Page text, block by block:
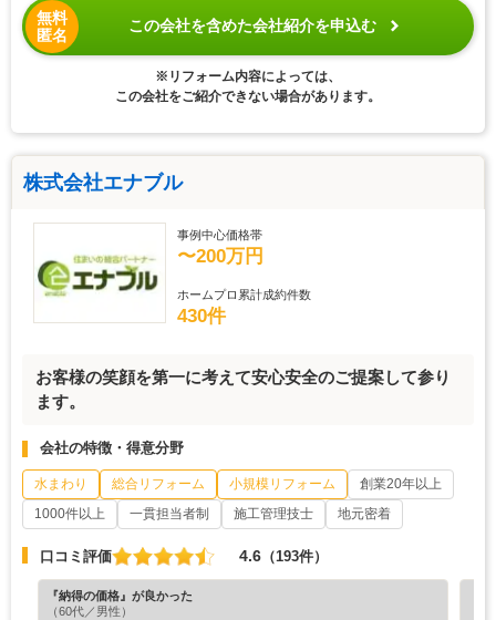
無料
匿名
この会社を含めた会社紹介を申込む
※リフォーム内容によっては、
この会社をご紹介できない場合があります。
株式会社エナブル
事例中心価格帯
〜200万円
ホームプロ累計成約件数
430件
お客様の笑顔を第一に考えて安心安全のご提案して参り
ます。
会社の特徴・得意分野
水まわり 総合リフォーム 小規模リフォーム
創業20年以上
1000件以上
一貫担当者制 施工管理技士 地元密着
口コミ評価 4.6 （193件）
『納得の価格』が良かった
（60代／男性）